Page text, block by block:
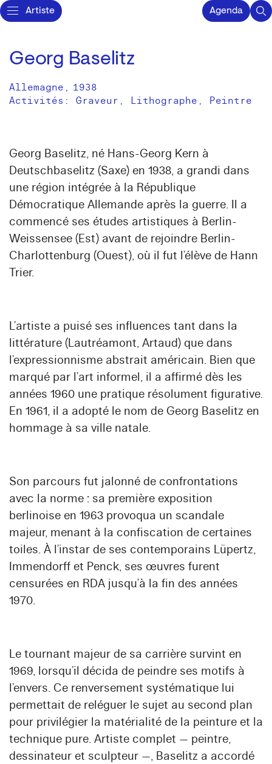
Artiste Agenda
Georg Baselitz
Allemagne , 1938
Activités: Graveur Lithographe Peintre
Georg Baselitz, né Hans-Georg Kern à
Deutschbaselitz (Saxe) en 1938, a grandi dans
une région intégrée à la République
Démocratique Allemande après la guerre. Il a
commencé ses études artistiques à Berlin-
Weissensee (Est) avant de rejoindre Berlin-
Charlottenburg (Ouest), où il fut l’élève de Hann
Trier.
L’artiste a puisé ses influences tant dans la
littérature (Lautréamont, Artaud) que dans
l’expressionnisme abstrait américain. Bien que
marqué par l’art informel, il a affirmé dès les
années 1960 une pratique résolument figurative.
En 1961, il a adopté le nom de Georg Baselitz en
hommage à sa ville natale.
Son parcours fut jalonné de confrontations
avec la norme : sa première exposition
berlinoise en 1963 provoqua un scandale
majeur, menant à la confiscation de certaines
toiles. À l’instar de ses contemporains Lüpertz,
Immendorff et Penck, ses œuvres furent
censurées en RDA jusqu’à la fin des années
1970.
Le tournant majeur de sa carrière survint en
1969, lorsqu’il décida de peindre ses motifs à
l’envers. Ce renversement systématique lui
permettait de reléguer le sujet au second plan
pour privilégier la matérialité de la peinture et la
technique pure. Artiste complet — peintre,
dessinateur et sculpteur —, Baselitz a accordé